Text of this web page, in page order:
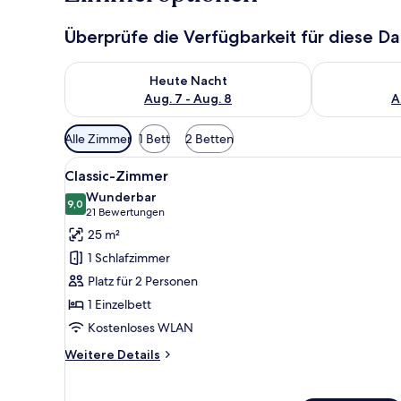
Überprüfe die Verfügbarkeit für diese
Heute Nacht
Aug. 7 - Aug. 8
Überprüfe die Verfügbarkeit für heute Nacht, Aug. 7
Überprüfe
Verfügbare
Filter
für
Zimmer
Alle Zimmer 1 Bett 2 Betten
Alle
Fotos
für
Classic-
Zimmer
anzeigen
Ein Hotelzimmer mit Blick
3
Classic-Zimmer
9,09,0 von 10
Wunderbar
21 Bewertungen
(21
Bewertungen)
25 m²
1 Schlafzimmer
Platz für 2 Personen
1 Einzelbett
Kostenloses WLAN
Weitere Details
Weitere